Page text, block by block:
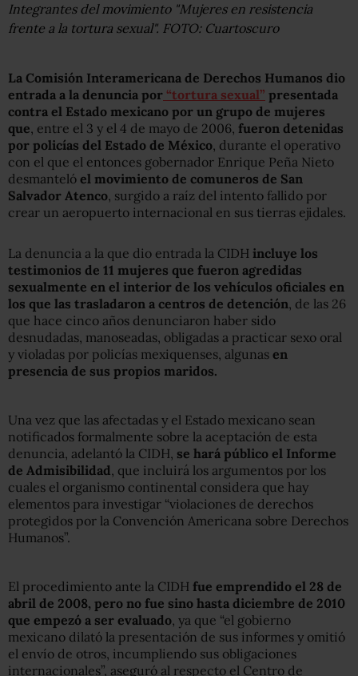
Integrantes del movimiento "Mujeres en resistencia
frente a la tortura sexual". FOTO: Cuartoscuro
La Comisión Interamericana de Derechos Humanos dio
entrada a la denuncia por “tortura sexual” presentada
contra el Estado mexicano por un grupo de mujeres
que, entre el 3 y el 4 de mayo de 2006, fueron detenidas
por policías del Estado de México, durante el operativo
con el que el entonces gobernador Enrique Peña Nieto
desmanteló el movimiento de comuneros de San
Salvador Atenco, surgido a raíz del intento fallido por
crear un aeropuerto internacional en sus tierras ejidales.
La denuncia a la que dio entrada la CIDH incluye los
testimonios de 11 mujeres que fueron agredidas
sexualmente en el interior de los vehículos oficiales en
los que las trasladaron a centros de detención, de las 26
que hace cinco años denunciaron haber sido
desnudadas, manoseadas, obligadas a practicar sexo oral
y violadas por policías mexiquenses, algunas en
presencia de sus propios maridos.
Una vez que las afectadas y el Estado mexicano sean
notificados formalmente sobre la aceptación de esta
denuncia, adelantó la CIDH, se hará público el Informe
de Admisibilidad, que incluirá los argumentos por los
cuales el organismo continental considera que hay
elementos para investigar “violaciones de derechos
protegidos por la Convención Americana sobre Derechos
Humanos”.
El procedimiento ante la CIDH fue emprendido el 28 de
abril de 2008, pero no fue sino hasta diciembre de 2010
que empezó a ser evaluado, ya que “el gobierno
mexicano dilató la presentación de sus informes y omitió
el envío de otros, incumpliendo sus obligaciones
internacionales”, aseguró al respecto el Centro de